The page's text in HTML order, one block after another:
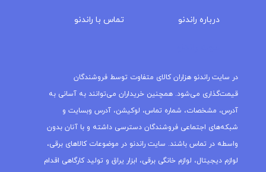
درباره‌ راندنو تماس با راندنو
در سایت راندنو هزاران کالای متفاوت توسط فروشندگان
قیمت‌گذاری می‌شود. همچنین خریداران می‌توانند به آسانی به
آدرس، مشخصات، شماره تماس، لوکیشن، آدرس وبسایت و
شبکه‌های اجتماعی فروشندگان دسترسی داشته و با آنان بدون
واسطه در تماس باشند. سایت راندنو در موضوعات کالاهای برقی،
لوازم دیجیتال، لوازم خانگی برقی، ابزار یراق و تولید کارگاهی اقدام